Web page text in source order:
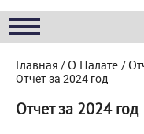
Главная / О Палате /
Отчет за 2024 год
Отчет за 2024 год